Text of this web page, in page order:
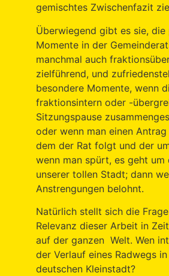
gemischtes Zwischenfazit
Überwiegend gibt es sie,
Momente in der
manchmal auch
zielführend, und
besondere Momente, wenn
fraktionsintern oder -
Sitzungspause
oder wenn man einen
dem der Rat folgt und der
wenn man spürt, es geht um
unserer tollen Stadt; dann
Anstrengungen belohnt.
Natürlich stellt sich die
Relevanz dieser Arbeit in
auf der ganzen Welt. Wen
der Verlauf eines Radwegs
deutschen Kleinstadt?